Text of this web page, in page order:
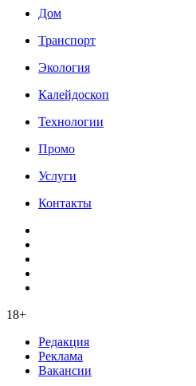
Дом
Транспорт
Экология
Калейдоскоп
Технологии
Промо
Услуги
Контакты
18+
Редакция
Реклама
Вакансии